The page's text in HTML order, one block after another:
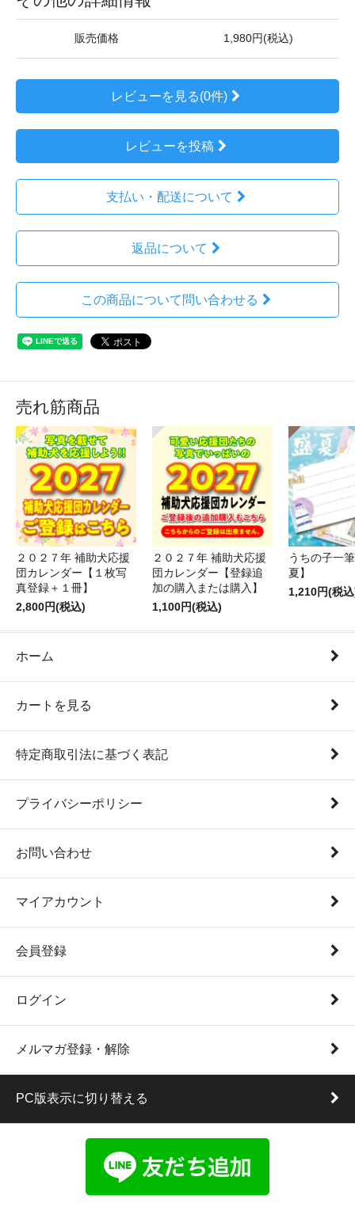
販売価格 1,980円(税込)
レビューを見る(0件)
レビューを投稿
支払い・配送について
返品について
この商品について問い合わせる
売れ筋商品
２０２７年 補助犬応援
団カレンダー【１枚写
真登録＋１冊】
2,800円(税込)
２０２７年 補助犬応援
団カレンダー【登録追
加の購入または購入】
1,100円(税込)
うちの子一
夏】
1,210円(税
ホーム
カートを見る
特定商取引法に基づく表記
プライバシーポリシー
お問い合わせ
マイアカウント
会員登録
ログイン
メルマガ登録・解除
PC版表示に切り替える